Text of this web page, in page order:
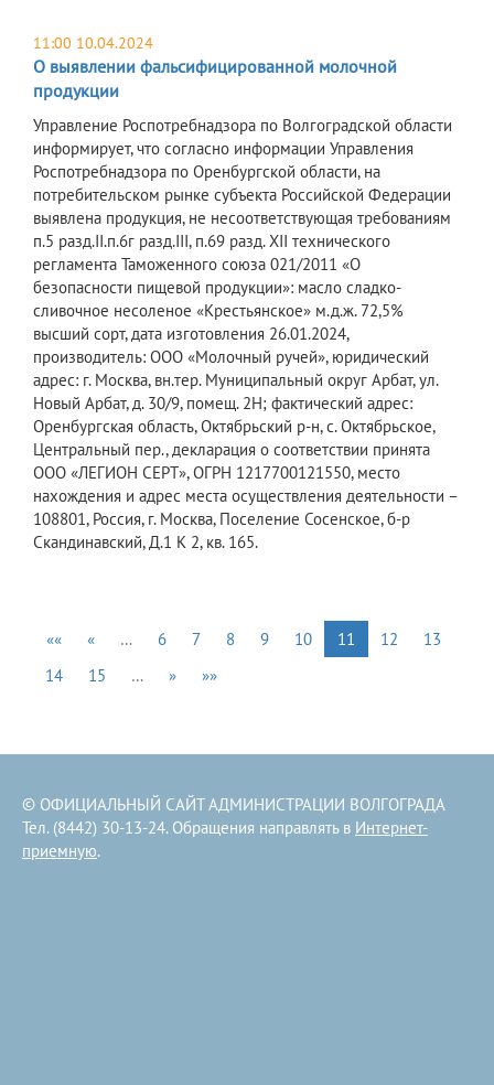
11:00 10.04.2024
О выявлении фальсифицированной молочной
продукции
Управление Роспотребнадзора по Волгоградской области
информирует, что согласно информации Управления
Роспотребнадзора по Оренбургской области, на
потребительском рынке субъекта Российской Федерации
выявлена продукция, не несоответствующая требованиям
п.5 разд.II.п.6г разд.III, п.69 разд. XII технического
регламента Таможенного союза 021/2011 «О
безопасности пищевой продукции»: масло сладко-
сливочное несоленое «Крестьянское» м.д.ж. 72,5%
высший сорт, дата изготовления 26.01.2024,
производитель: ООО «Молочный ручей», юридический
адрес: г. Москва, вн.тер. Муниципальный округ Арбат, ул.
Новый Арбат, д. 30/9, помещ. 2Н; фактический адрес:
Оренбургская область, Октябрьский р-н, с. Октябрьское,
Центральный пер., декларация о соответствии принята
ООО «ЛЕГИОН СЕРТ», ОГРН 1217700121550, место
нахождения и адрес места осуществления деятельности –
108801, Россия, г. Москва, Поселение Сосенское, б-р
Скандинавский, Д.1 К 2, кв. 165.
«« « … 6 7 8 9 10 11 12
13
14
15 … » »»
© ОФИЦИАЛЬНЫЙ САЙТ АДМИНИСТРАЦИИ ВОЛГОГРАДА
Тел. (8442) 30-13-24. Обращения направлять в Интернет-
приемную.